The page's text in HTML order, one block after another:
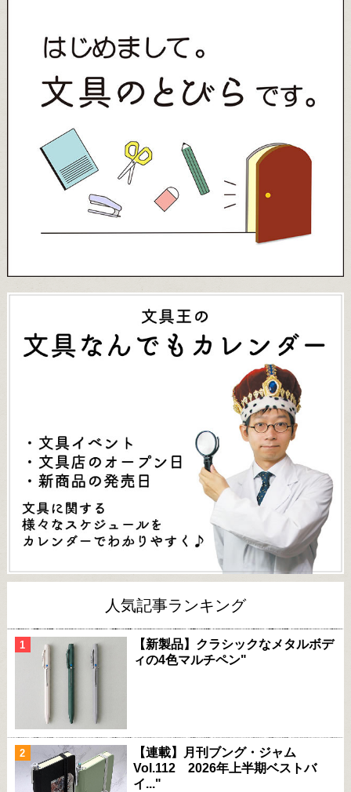
人気記事ランキング
【新製品】クラシックなメタルボデ
ィの4色マルチペン"
【連載】月刊ブング・ジャム
Vol.112 2026年上半期ベストバ
イ..."